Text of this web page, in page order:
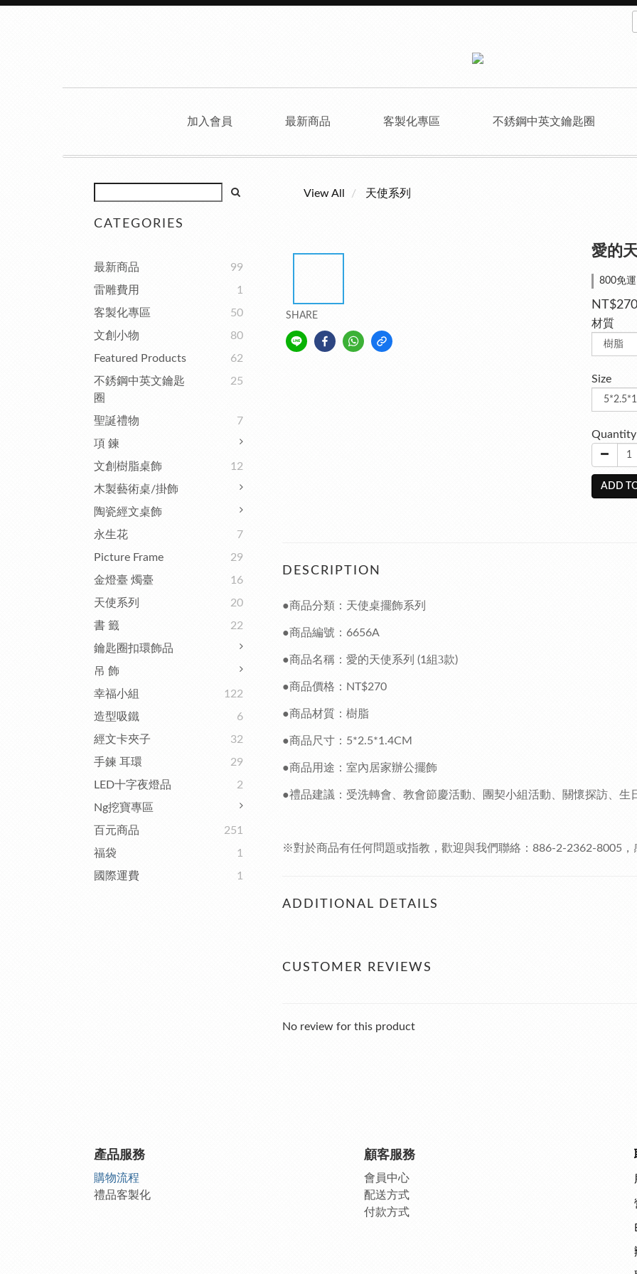
加入會員 最新商品 客製化專區 不銹鋼中英文鑰匙圈
CATEGORIES
最新商品
99
雷雕費用
1
客製化專區
50
文創小物
80
Featured Products
62
不銹鋼中英文鑰匙
圈
25
聖誕禮物
7
項 鍊
文創樹脂桌飾
12
木製藝術桌/掛飾
陶瓷經文桌飾
永生花
7
Picture Frame
29
金燈臺 燭臺
16
天使系列
20
書 籤
22
鑰匙圈扣環飾品
吊 飾
幸福小組
122
造型吸鐵
6
經文卡夾子
32
手鍊 耳環
29
LED十字夜燈品
2
Ng挖寶專區
百元商品
251
福袋
1
國際運費
1
View All 天使系列
SHARE
愛的
800免
NT$270
材質
Size
Quantity
ADD
DESCRIPTION
●商品分類：天使桌擺飾系列
●商品編號： 6656A
●商品名稱：愛的天使系列 (1 組3款)
●商品價格： NT$270
●商品材質：樹脂
●商品尺寸： 5*2.5*1.4CM
●商品用途：室內居家辦公擺飾
●禮品建議：受洗轉會、教會節慶活動、團契小組活動、關懷探訪、
※對於商品有任何問題或指教，歡迎與我們聯絡： 886-2-2362-8005
ADDITIONAL DETAILS
CUSTOMER REVIEWS
No review for this product
產品服務
購物流程
禮品客製化
顧客服務
會員中心
配送方式
付款方式